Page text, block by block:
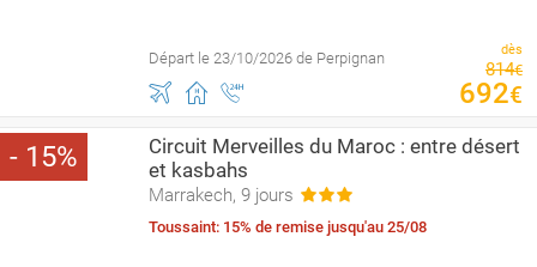
Départ le 23/10/2026 de Perpignan dès
814€
692€
15
Circuit Merveilles du Maroc : entre désert
et kasbahs
Marrakech, 9 jours
Toussaint: 15% de remise jusqu'au 25/08